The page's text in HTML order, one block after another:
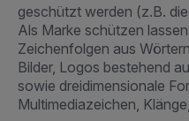
geschützt werden (z.B.
Als Marke schützen
Zeichenfolgen aus
Bilder, Logos bestehend
sowie dreidimensionale
Multimediazeichen,